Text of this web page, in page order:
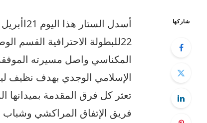
شاركها
22للبطولة الاحترافية القسم
المكناسي واصل مسيرته
تعثر كل فرق المقدمة بميدانها
فريق الإتفاق المراكشي